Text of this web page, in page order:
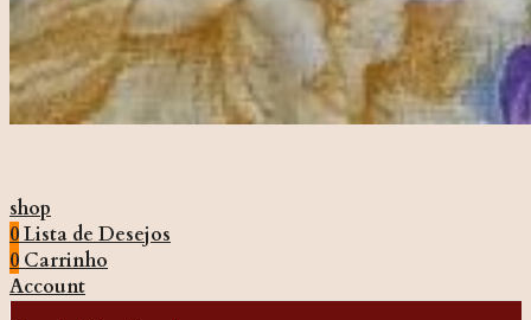
shop
0Lista de Desejos
0Carrinho
Account